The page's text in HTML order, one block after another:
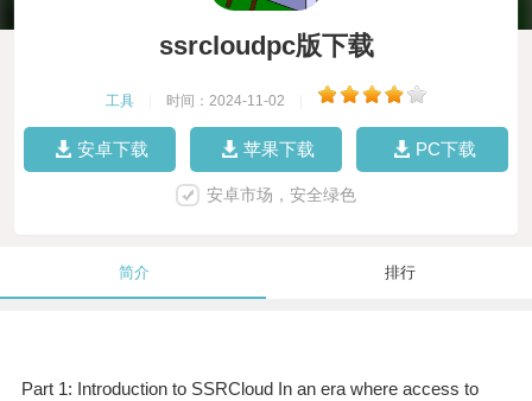
ssrcloudpc版下载
工具 时间：2024-11-02
安卓下载 苹果下载 PC下载
安卓市场，安全绿色
简介 排行
Part 1: Introduction to SSRCloud In an era where access to